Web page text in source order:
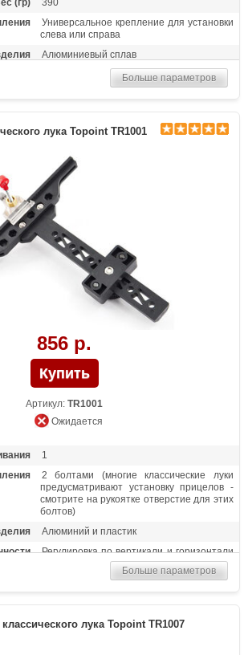
(гр)
390
Универсальное крепление для установки
слева или справа
Алюминиевый сплав
Спортивный прицел для рекурсивных
луков среднего класса
Больше параметров
лука Topoint TR1001
856 р.
Артикул: TR1001
Ожидается
1
2 болтами (многие классические луки
предусматривают установку прицелов -
смотрите на рукоятке отверстие для этих
болтов)
Алюминий и пластик
Регулировка по вертикали и горизонтали
и разный угол наклона
Больше параметров
лука Topoint TR1007